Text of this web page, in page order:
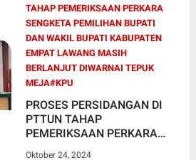
TAHAP PEMERIKSAAN PERKARA
SENGKETA PEMILIHAN BUPATI
DAN WAKIL BUPATI KABUPATEN
EMPAT LAWANG MASIH
BERLANJUT DIWARNAI TEPUK
MEJA#KPU
PROSES PERSIDANGAN DI
PTTUN TAHAP
PEMERIKSAAN PERKARA
Oktober 24, 2024